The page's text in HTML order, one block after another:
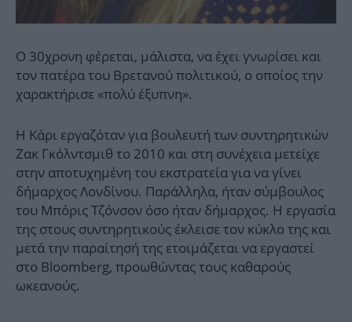
Ο 30χρονη φέρεται, μάλιστα, να έχει γνωρίσει και
τον πατέρα του Βρετανού πολιτικού, ο οποίος την
χαρακτήρισε «πολύ έξυπνη».
Η Κάρι εργαζόταν για βουλευτή των συντηρητικών
Ζακ Γκόλντσμιθ το 2010 και στη συνέχεια μετείχε
στην αποτυχημένη του εκστρατεία για να γίνει
δήμαρχος Λονδίνου. Παράλληλα, ήταν σύμβουλος
του Μπόρις Τζόνσον όσο ήταν δήμαρχος. Η εργασία
της στους συντηρητικούς έκλεισε τον κύκλο της και
μετά την παραίτησή της ετοιμάζεται να εργαστεί
στο Bloomberg, προωθώντας τους καθαρούς
ωκεανούς.